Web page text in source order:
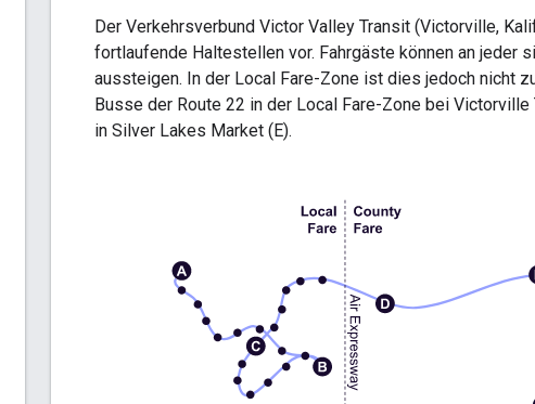
Der Verkehrsverbund Victor Valley Transit (Victorville,
fortlaufende Haltestellen vor. Fahrgäste können an jeder
aussteigen. In der Local Fare-Zone ist dies jedoch nicht
Busse der Route 22 in der Local Fare-Zone bei Victorville
in Silver Lakes Market (E).